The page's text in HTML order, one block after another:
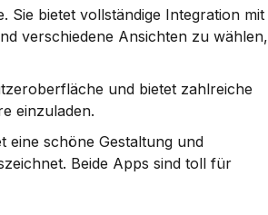
Sie bietet vollständige Integration mit
verschiedene Ansichten zu wählen,
und bietet zahlreiche
einzuladen.
eine schöne Gestaltung und
Beide Apps sind toll für